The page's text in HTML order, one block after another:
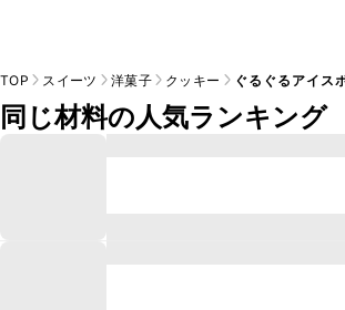
TOP スイーツ 洋菓子 クッキー ぐるぐるアイス
同じ材料の人気ランキング